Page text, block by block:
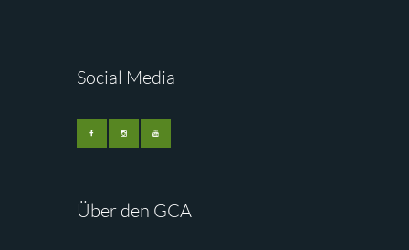
Social Media
Über den GCA